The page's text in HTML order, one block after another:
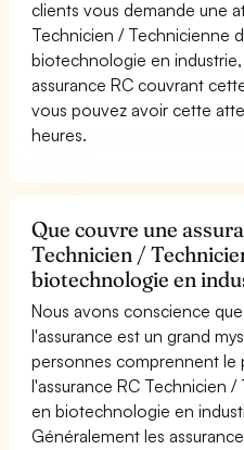
clients vous demande une
Technicien / Technicienne
biotechnologie en
assurance RC couvrant
vous pouvez avoir cette
heures.
Que couvre une
Technicien /
biotechnologie en
Nous avons conscience
l'assurance est un grand
personnes comprennent le
l'assurance RC Technicien
en biotechnologie en
Généralement les